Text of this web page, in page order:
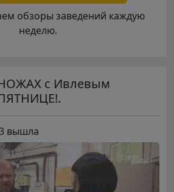
обзоры заведений каждую
неделю.
с Ивлевым
вышла